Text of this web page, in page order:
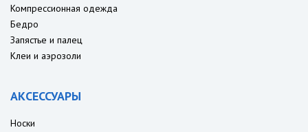
Компрессионная одежда
Бедро
Запястье и палец
Клеи и аэрозоли
АКСЕССУАРЫ
Носки